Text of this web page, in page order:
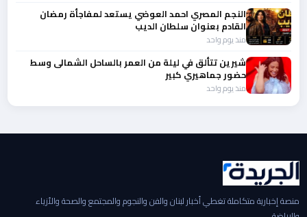
النجم المصري احمد العوضي يستعد لمفاجأة رمضان
القادم بعنوان سلطان الديب
منذ يوم واحد
شيرين تتألق في ليلة من العمر بالساحل الشمالى وسط
حضور جماهيري كبير
منذ يوم واحد
منصة إخبارية متكاملة تغطي أخبار لبنان والفن والنجوم والمجتمع والصحة والأزياء